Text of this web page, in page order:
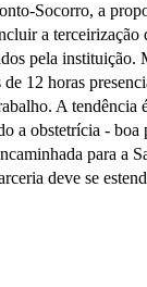
Socorro, a
a terceirização
pela instituição.
12 horas
A tendência
a obstetrícia - boa
para a
deve se